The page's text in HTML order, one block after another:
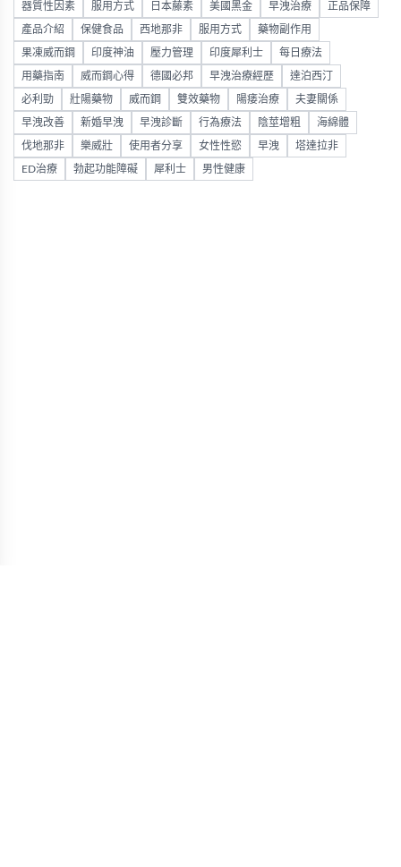
器質性因素 服用方式 日本藤素 美國黑金 早洩治療 正品保障
產品介紹 保健食品 西地那非 服用方式 藥物副作用
果凍威而鋼 印度神油 壓力管理 印度犀利士 每日療法
用藥指南 威而鋼心得 德國必邦 早洩治療經歷 達泊西汀
必利勁 壯陽藥物 威而鋼 雙效藥物 陽痿治療 夫妻關係
早洩改善 新婚早洩 早洩診斷 行為療法 陰莖增粗 海綿體
伐地那非 樂威壯 使用者分享 女性性慾 早洩 塔達拉非
ED治療 勃起功能障礙 犀利士 男性健康